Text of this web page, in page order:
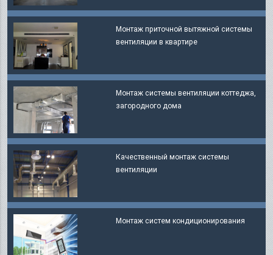
Монтаж приточной вытяжной системы
вентиляции в квартире
Монтаж системы вентиляции коттеджа,
загородного дома
Качественный монтаж системы
вентиляции
Монтаж систем кондиционирования